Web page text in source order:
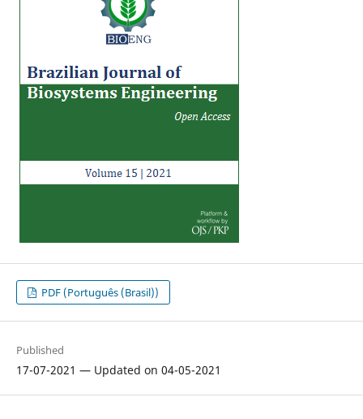
PDF (Português (Brasil))
Published
17-07-2021 — Updated on 04-05-2021